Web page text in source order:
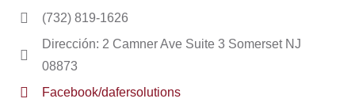
(732) 819-1626
Dirección: 2 Camner Ave Suite 3 Somerset NJ
08873
Facebook/dafersolutions